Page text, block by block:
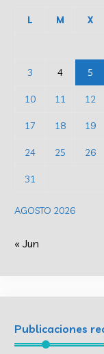
AGOSTO 2026
L M X
3 4 5
10 11 12
17 18 19
24 25 26
31
« Jun
Publicaciones